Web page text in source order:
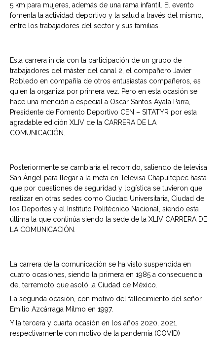
5 km para mujeres, además de una rama infantil. El evento
fomenta la actividad deportivo y la salud a través del mismo,
entre los trabajadores del sector y sus familias.
Esta carrera inicia con la participación de un grupo de
trabajadores del máster del canal 2, el compañero Javier
Robledo en compañía de otros entusiastas compañeros, es
quien la organiza por primera vez. Pero en esta ocasión se
hace una mención a especial a Oscar Santos Ayala Parra,
Presidente de Fomento Deportivo CEN – SITATYR por esta
agradable edición XLIV de la CARRERA DE LA
COMUNICACIÓN.
Posteriormente se cambiaría el recorrido, saliendo de televisa
San Ángel para llegar a la meta en Televisa Chapultepec hasta
que por cuestiones de seguridad y logística se tuvieron que
realizar en otras sedes como Ciudad Universitaria, Ciudad de
los Deportes y el Instituto Politécnico Nacional, siendo esta
última la que continúa siendo la sede de la XLIV CARRERA DE
LA COMUNICACIÓN.
La carrera de la comunicación se ha visto suspendida en
cuatro ocasiones, siendo la primera en 1985 a consecuencia
del terremoto que asoló la Ciudad de México.
La segunda ocasión, con motivo del fallecimiento del señor
Emilio Azcárraga Milmo en 1997.
Y la tercera y cuarta ocasión en los años 2020, 2021,
respectivamente con motivo de la pandemia (COVID)